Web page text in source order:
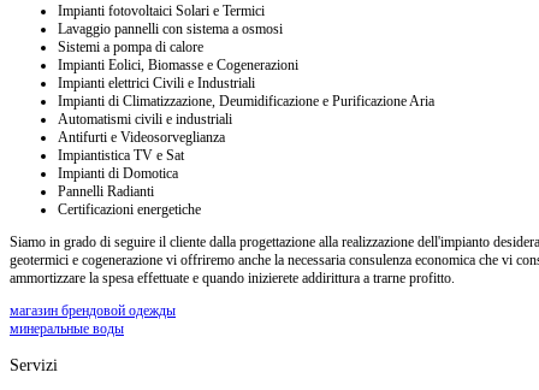
Impianti fotovoltaici Solari e Termici
Lavaggio pannelli con sistema a osmosi
Sistemi a pompa di calore
Impianti Eolici, Biomasse e Cogenerazioni
Impianti elettrici Civili e Industriali
Impianti di Climatizzazione, Deumidificazione e Purificazione Aria
Automatismi civili e industriali
Antifurti e Videosorveglianza
Impiantistica TV e Sat
Impianti di Domotica
Pannelli Radianti
Certificazioni energetiche
Siamo in grado di seguire il cliente dalla progettazione alla realizzazione dell'impianto
geotermici e cogenerazione vi offriremo anche la necessaria consulenza economica che vi
ammortizzare la spesa effettuate e quando inizierete addirittura a trarne profitto.
магазин брендовой одежды
минеральные воды
Servizi